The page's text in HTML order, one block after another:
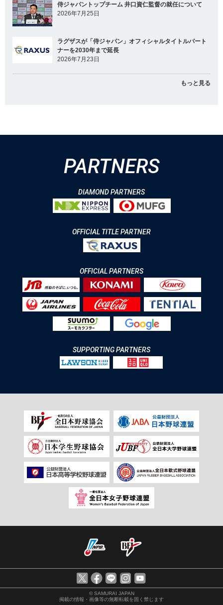
侍ジャパントップチーム 井口資仁監督の就任について
2026年7月25日
ラグザスが「侍ジャパン」オフィシャルタイトルパート
ナーを2030年まで延長
2026年7月23日
もっと見る
PARTNERS
DIAMOND PARTNERS
OFFICIAL TITLE PARTNER
OFFICIAL PARTNERS
SUPPORTING PARTNERS
© SAMURAI JAPAN
掲載の情報・画像等の無断転載を固く禁じます